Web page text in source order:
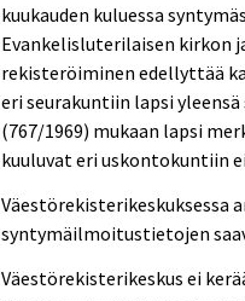
kuukauden kuluessa
Evankelisluterilaisen kirkon
rekisteröiminen edellyttää
eri seurakuntiin lapsi
(767/1969) mukaan lapsi
kuuluvat eri uskontokuntiin
Väestörekisterikeskuksessa
syntymäilmoitustietojen
Väestörekisterikeskus ei